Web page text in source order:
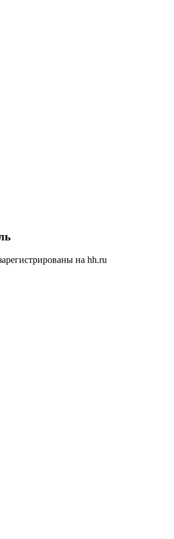
на hh.ru